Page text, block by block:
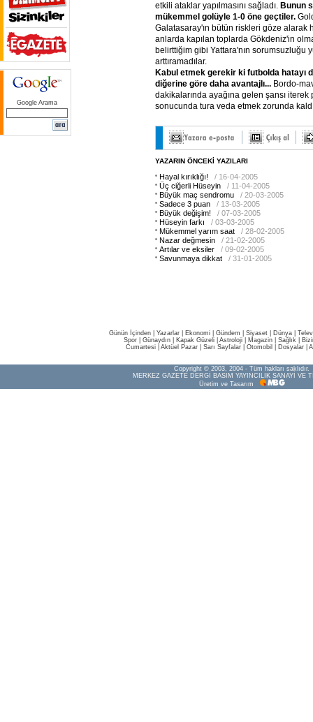
Google Arama
etkili ataklar yapılmasını sağladı. Bunun
mükemmel golüyle 1-0 öne geçtiler.
Galatasaray'ın bütün riskleri göze alarak
anlarda kapılan toplarda Gökdeniz'in
belirttiğim gibi Yattara'nın sorumsuzluğu
arttıramadılar.
Kabul etmek gerekir ki futbolda hatayı
diğerine göre daha avantajlı... Bordo-
dakikalarında ayağına gelen şansı iterek
sonucunda tura veda etmek zorunda
YAZARIN ÖNCEKİ YAZILARI
Hayal kırıklığı!
/ 16-04-2005
Üç ciğerli Hüseyin
/ 11-04-2005
Büyük maç sendromu
/ 20-03-2005
Sadece 3 puan
/ 13-03-2005
Büyük değişim!
/ 07-03-2005
Hüseyin farkı
/ 03-03-2005
Mükemmel yarım saat
/ 28-02-2005
Nazar değmesin
/ 21-02-2005
Artılar ve eksiler
/ 09-02-2005
Savunmaya dikkat
/ 31-01-2005
Günün İçinden Yazarlar Ekonomi Gündem Siyaset Dünya |
Spor
Günaydın Kapak Güzeli Astroloji Magazin Sağlık
Cumartesi| Aktüel Pazar| Sarı Sayfalar| Otomobil Dosyalar|
Copyright © 2003, 2004 - Tüm hakları saklıdır.
MERKEZ GAZETE DERGİ BASIM YAYINCILIK SANAYİ VE
Üretim ve Tasarım